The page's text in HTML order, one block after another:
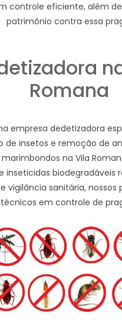
controle eficiente, além
patrimônio contra essa
Romana
empresa dedetizadora
de insetos e remoção de
na Vila
inseticidas biodegradáveis
vigilância sanitária, nossos
técnicos em controle de